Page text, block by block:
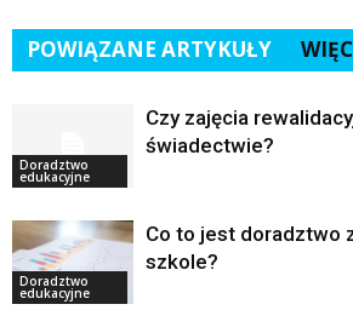
POWIĄZANE ARTYKUŁY
Doradztwo
edukacyjne
Czy zajęcia
świadectwie?
Doradztwo
edukacyjne
Co to jest doradztwo
szkole?